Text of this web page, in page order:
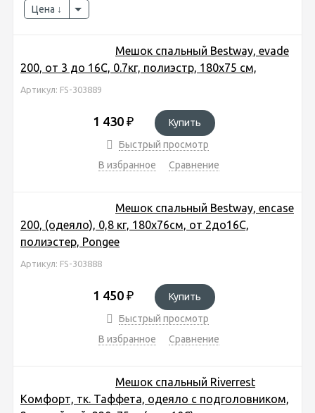
Цена
Мешок спальный Bestway, evade
200, от 3 до 16С, 0.7кг, полиэстр, 180x75 см,
Артикул: FS-303889
1 430 ₽
Купить
Быстрый просмотр
В избранное
Сравнение
Мешок спальный Bestway, encase
200, (одеяло), 0,8 кг, 180х76см, от 2до16C,
полиэстер, Pongee
Артикул: FS-303888
1 450 ₽
Купить
Быстрый просмотр
В избранное
Сравнение
Мешок спальный Riverrest
Комфорт, тк. Таффета, одеяло с подголовником,